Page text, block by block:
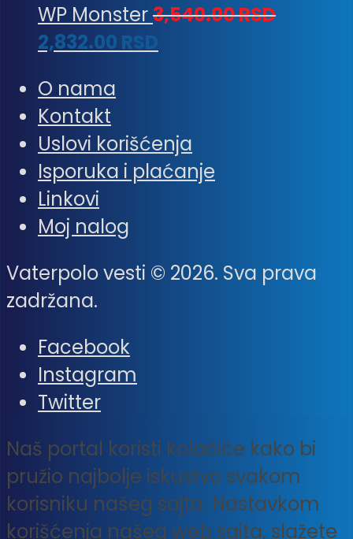
WP Monster3,540.00RSD
2,832.00 RSD
O nama
Kontakt
Uslovi korišćenja
Isporuka i plaćanje
Linkovi
Moj nalog
Vaterpolo vesti © 2026. Sva prava
zadržana.
Facebook
Instagram
Twitter
Naš portal koristi kolačiće kako bi
pružio najbolje iskustvo svakom
korisniku našeg sajta. Nastavkom
korišćenja našeg web sajta, slažete